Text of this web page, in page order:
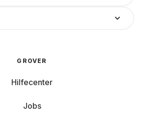
GROVER
Hilfecenter
Jobs